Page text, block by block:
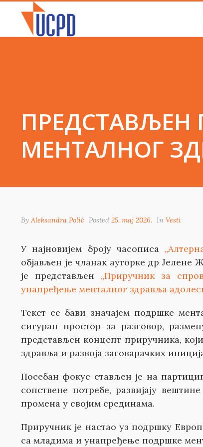
ПРЕДСТАВЉЕН
МЕНТАЛНОГ
By Aleksandra Polić Posted 25. maj 2026. In Vesti
У најновијем броју часописа
објављен је чланак ауторке др
је представљен „Приручник за
унапређење менталног здравља
Текст се бави значајем подршке
сигуран простор за разговор,
представљен концепт приручника,
здравља и развоја заговарачких
Посебан фокус стављен је на
сопствене потребе, развијају
промена у својим срединама.
Приручник је настао уз подршку
са младима и унапређење подршке